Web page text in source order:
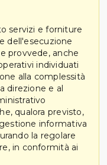
servizi e forniture
dell'esecuzione
provvede, anche
individuati
alla complessità
direzione e al
qualora previsto,
informativa
la regolare
in conformità ai